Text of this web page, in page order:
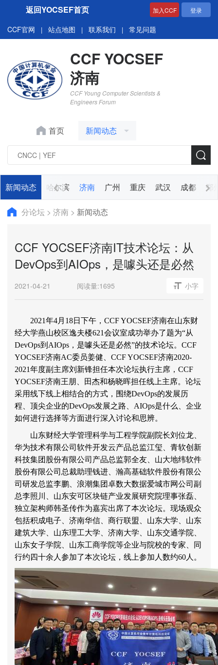
返回YOCSEF首页 加入CCF 登录
CCF官网 | 站点地图 | 联系我们 | 常见问题
CCF YOCSEF
济南
CCF Young Computer Scientists &
Engineers Forum
首页 新闻动态
新闻动态
沙 沈阳 哈尔滨 济南 广州 重庆 武汉 成都 郑
分论坛 > 济南 > 新闻动态
CCF YOCSEF济南IT技术论坛：从
DevOps到AIOps，是噱头还是必然
2021-04-21 阅读量:1695 小字
2021年4月 18日下午， CCF YOCSEF济南在山东财
经大学燕山校区逸夫楼621会议室成功举办了题为“从
DevOps到 AIOps ，是噱头还是必然”的技术论坛。 CCF
YOCSEF济南AC委员姜健、 CCF YOCSEF济南2020-
2021年度副主席刘新锋担任本次论坛执行主席， CCF
YOCSEF济南王朋、田杰和杨晓晖担任线上主席。论坛
采用线下线上相结合的方式，围绕DevOps的发展历
程、顶尖企业的DevOps发展之路、 AIOps是什么、企业
如何进行选择等方面进行深入讨论和思辨。
山东财经大学管理科学与工程学院副院长刘位龙、
华为技术有限公司软件开发云产品总监江玺、青软创新
科技集团股份有限公司产品总监郭全友、山大地纬软件
股份有限公司总裁助理钱进、瀚高基础软件股份有限公
司研发总监李鹏、浪潮集团卓数大数据爱城市网公司副
总李照川、山东安可区块链产业发展研究院理事张磊、
独立架构师韩圣传作为嘉宾出席了本次论坛。现场观众
包括积成电子、济南华信、商行联盟、山东大学、山东
建筑大学、山东理工大学、济南大学、山东交通学院、
山东女子学院、山东工商学院等企业与院校的专家、同
行约四十余人参加了本次论坛，线上参加人数约60人。